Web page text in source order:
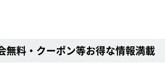
無料・クーポン等お得な情報満載